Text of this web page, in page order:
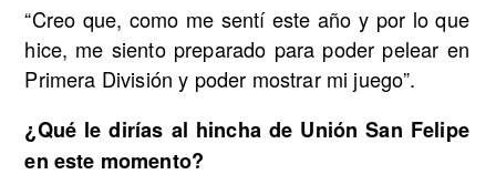
“Creo que, como me sentí este año y por lo que
hice, me siento preparado para poder pelear en
Primera División y poder mostrar mi juego”.
¿Qué le dirías al hincha de Unión San Felipe
en este momento?